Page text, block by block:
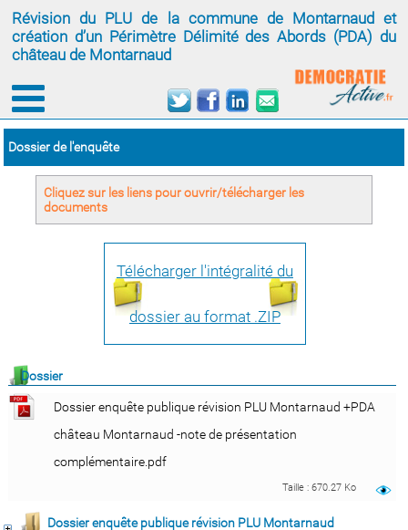
Révision du PLU de la commune de Montarnaud et
création d’un Périmètre Délimité des Abords (PDA) du
château de Montarnaud
Dossier de l'enquête
Cliquez sur les liens pour ouvrir/télécharger les
documents
Télécharger l'intégralité du
dossier au format .ZIP
Dossier
Dossier enquête publique révision PLU Montarnaud +PDA
château Montarnaud -note de présentation
complémentaire.pdf
Taille : 670.27 Ko
Dossier enquête publique révision PLU Montarnaud